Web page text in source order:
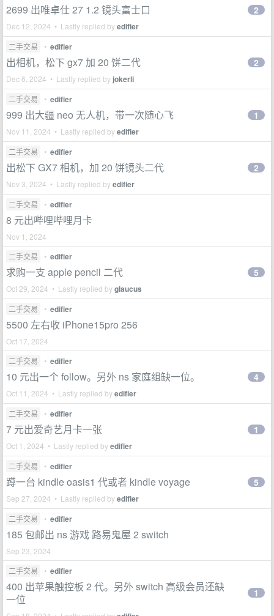
2699 出唯卓仕 27 1.2 镜头富士口
Dec 12, 2024 • Lastly replied byedifier
2
二手交易 • edifier
出相机，松下 gx7 加 20 饼二代
Dec 6, 2024 • Lastly replied by jokerli
2
二手交易 • edifier
999 出大疆 neo 无人机，带一次随心飞
Nov 11, 2024 • Lastly replied byedifier
1
二手交易 • edifier
出松下 GX7 相机，加 20 饼镜头二代
Nov 3, 2024 • Lastly replied byedifier
2
二手交易 • edifier
8 元出哔哩哔哩月卡
Nov 1, 2024
二手交易
• edifier
求购一支 apple pencil 二代
Oct 29, 2024 • Lastly replied byglaucus
5
二手交易 • edifier
5500 左右收 iPhone15pro 256
Oct 17, 2024
二手交易
• edifier
10 元出一个 follow。另外 ns 家庭组缺一位。
Oct 11, 2024 • Lastly replied byedifier
4
二手交易 • edifier
7 元出爱奇艺月卡一张
Oct 1, 2024 • Lastly replied byedifier
1
二手交易 • edifier
蹲一台 kindle oasis1 代或者 kindle voyage
Sep 27, 2024 • Lastly replied byedifier
5
二手交易 • edifier
185 包邮出 ns 游戏 路易鬼屋 2 switch
Sep 23, 2024
二手交易
• edifier
400 出苹果触控板 2 代。另外 switch 高级会员还缺
一位
1